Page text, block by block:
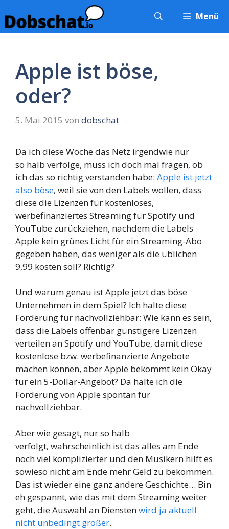
Inhalt
springen
Menü
Apple ist böse,
oder?
5. Mai 2015 von dobschat
Da ich diese Woche das Netz irgendwie nur
so halb verfolge, muss ich doch mal fragen, ob
ich das so richtig verstanden habe: Apple ist jetzt
also böse, weil sie von den Labels wollen, dass
diese die Lizenzen für kostenloses,
werbefinanziertes Streaming für Spotify und
YouTube zurückziehen, nachdem die Labels
Apple kein grünes Licht für ein Streaming-Abo
gegeben haben, das weniger als die üblichen
9,99 kosten soll? Richtig?
Und warum genau ist Apple jetzt das böse
Unternehmen in dem Spiel? Ich halte diese
Forderung für nachvollziehbar: Wie kann es sein,
dass die Labels offenbar günstigere Lizenzen
verteilen an Spotify und YouTube, damit diese
kostenlose bzw. werbefinanzierte Angebote
machen können, aber Apple bekommt kein Okay
für ein 5-Dollar-Angebot? Da halte ich die
Forderung von Apple spontan für
nachvollziehbar.
Aber wie gesagt, nur so halb
verfolgt, wahrscheinlich ist das alles am Ende
noch viel komplizierter und den Musikern hilft es
sowieso nicht am Ende mehr Geld zu bekommen.
Das ist wieder eine ganz andere Geschichte… Bin
eh gespannt, wie das mit dem Streaming weiter
geht, die Auswahl an Dienstenwird ja aktuell
nicht unbedingt größer.